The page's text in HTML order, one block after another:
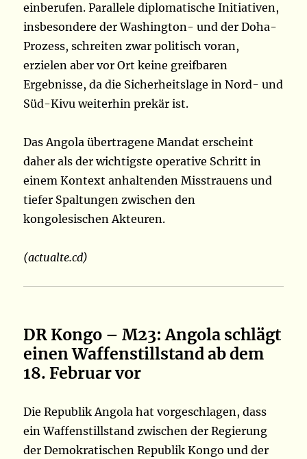
einberufen. Parallele diplomatische Initiativen,
insbesondere der Washington- und der Doha-
Prozess, schreiten zwar politisch voran,
erzielen aber vor Ort keine greifbaren
Ergebnisse, da die Sicherheitslage in Nord- und
Süd-Kivu weiterhin prekär ist.
Das Angola übertragene Mandat erscheint
daher als der wichtigste operative Schritt in
einem Kontext anhaltenden Misstrauens und
tiefer Spaltungen zwischen den
kongolesischen Akteuren.
(actualte.cd)
DR Kongo – M23: Angola schlägt
einen Waffenstillstand ab dem
18. Februar vor
Die Republik Angola hat vorgeschlagen, dass
ein Waffenstillstand zwischen der Regierung
der Demokratischen Republik Kongo und der